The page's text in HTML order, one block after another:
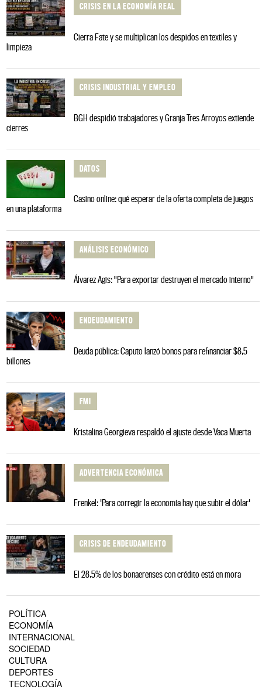
CRISIS EN LA ECONOMÍA REAL
Cierra Fate y se multiplican los despidos en textiles y
limpieza
CRISIS INDUSTRIAL Y EMPLEO
BGH despidió trabajadores y Granja Tres Arroyos extiende
cierres
DATOS
Casino online: qué esperar de la oferta completa de juegos
en una plataforma
ANÁLISIS ECONÓMICO
Álvarez Agis: "Para exportar destruyen el mercado interno"
ENDEUDAMIENTO
Deuda pública: Caputo lanzó bonos para refinanciar $8,5
billones
FMI
Kristalina Georgieva respaldó el ajuste desde Vaca Muerta
ADVERTENCIA ECONÓMICA
Frenkel: 'Para corregir la economía hay que subir el dólar'
CRISIS DE ENDEUDAMIENTO
El 28,5% de los bonaerenses con crédito está en mora
POLÍTICA
ECONOMÍA
INTERNACIONAL
SOCIEDAD
CULTURA
DEPORTES
TECNOLOGÍA